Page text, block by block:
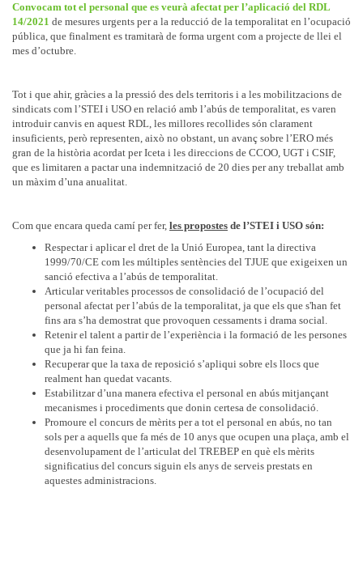
Convocam tot el personal que es veurà afectat per l’aplicació del RDL
14/2021 de mesures urgents per a la reducció de la temporalitat en l’ocupació
pública, que finalment es tramitarà de forma urgent com a projecte de llei el
mes d’octubre.
Tot i que ahir, gràcies a la pressió des dels territoris i a les mobilitzacions de
sindicats com l’STEI i USO en relació amb l’abús de temporalitat, es varen
introduir canvis en aquest RDL, les millores recollides són clarament
insuficients, però representen, això no obstant, un avanç sobre l’ERO més
gran de la història acordat per Iceta i les direccions de CCOO, UGT i CSIF,
que es limitaren a pactar una indemnització de 20 dies per any treballat amb
un màxim d’una anualitat.
Com que encara queda camí per fer, les propostes de l’STEI i USO són:
Respectar i aplicar el dret de la Unió Europea, tant la directiva
1999/70/CE com les múltiples sentències del TJUE que exigeixen un
sanció efectiva a l’abús de temporalitat.
Articular veritables processos de consolidació de l’ocupació del
personal afectat per l’abús de la temporalitat, ja que els que s'han fet
fins ara s’ha demostrat que provoquen cessaments i drama social.
Retenir el talent a partir de l’experiència i la formació de les persones
que ja hi fan feina.
Recuperar que la taxa de reposició s’apliqui sobre els llocs que
realment han quedat vacants.
Estabilitzar d’una manera efectiva el personal en abús mitjançant
mecanismes i procediments que donin certesa de consolidació.
Promoure el concurs de mèrits per a tot el personal en abús, no tan
sols per a aquells que fa més de 10 anys que ocupen una plaça, amb el
desenvolupament de l’articulat del TREBEP en què els mèrits
significatius del concurs siguin els anys de serveis prestats en
aquestes administracions.